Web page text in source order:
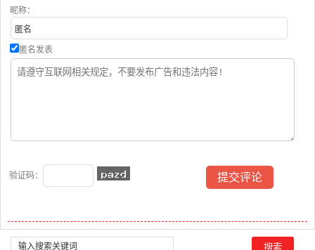
昵称：
匿名发表
验证码：